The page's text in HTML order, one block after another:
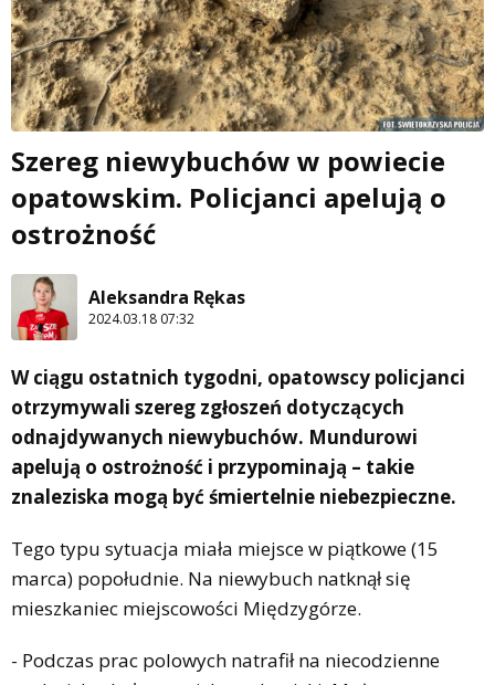
Szereg niewybuchów w powiecie
opatowskim. Policjanci apelują o
ostrożność
Aleksandra Rękas
2024.03.18 07:32
W ciągu ostatnich tygodni, opatowscy policjanci
otrzymywali szereg zgłoszeń dotyczących
odnajdywanych niewybuchów. Mundurowi
apelują o ostrożność i przypominają – takie
znaleziska mogą być śmiertelnie niebezpieczne.
Tego typu sytuacja miała miejsce w piątkowe (15
marca) popołudnie. Na niewybuch natknął się
mieszkaniec miejscowości Międzygórze.
- Podczas prac polowych natrafił na niecodzienne